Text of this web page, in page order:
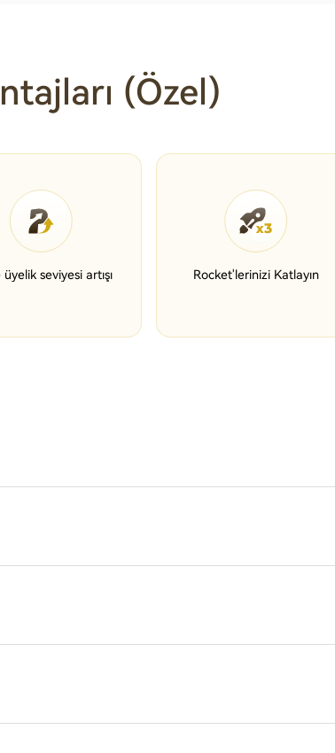
(Özel)
üyelik seviyesi artışı Rocket'lerinizi Katlayın